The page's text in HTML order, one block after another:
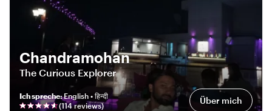
Chandramohan
The Curious Explorer
Ich spreche:English • हिन्दी
(114reviews) Über mich